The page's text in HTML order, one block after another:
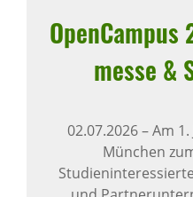
messe &
02.07.2026–Am
München